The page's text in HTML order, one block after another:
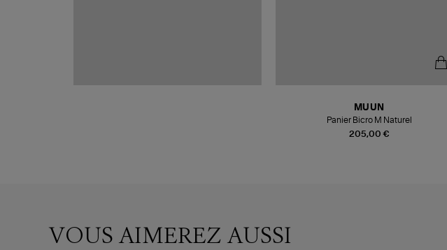
205,00 €
MUUN
Panier Bicro M Naturel
VOUS AIMEREZ AUSSI